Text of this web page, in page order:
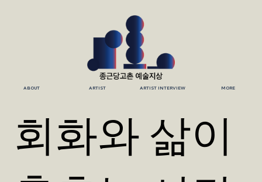
ABOUT ARTIST ARTIST INTERVIEW MORE
회화와 삶이